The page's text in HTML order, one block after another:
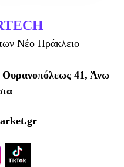
Νέο Ηράκλειο
41, Άνω